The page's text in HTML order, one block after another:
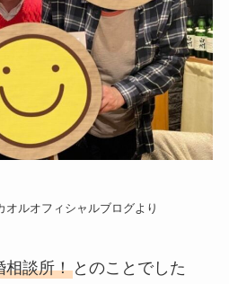
ルオフィシャルブログより
相談所！とのことでした